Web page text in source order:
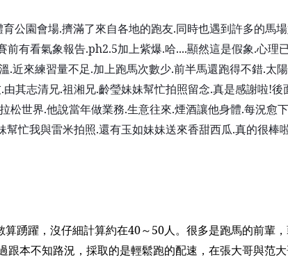
育公園會場.擠滿了來自各地的跑友.同時也遇到許多的馬
前有看氣象報告.ph2.5加上紫爆.哈....顯然這是假象.心理
.近來練習量不足.加上跑馬次數少.前半馬還跑得不錯.太
.由其志清兄.祖湘兄.齡瑩妹妹幫忙拍照留念.真是感謝啦!後
松世界.他說當年做業務.生意往來.煙酒讓他身體.每況愈下
幫忙我與雷米拍照.還有玉如妹妹送來香甜西瓜.真的很棒
踴躍，沒仔細計算約在40～50人。很多是跑馬的前輩
跟本不知路況，採取的是輕鬆跑的配速，在張大哥與范